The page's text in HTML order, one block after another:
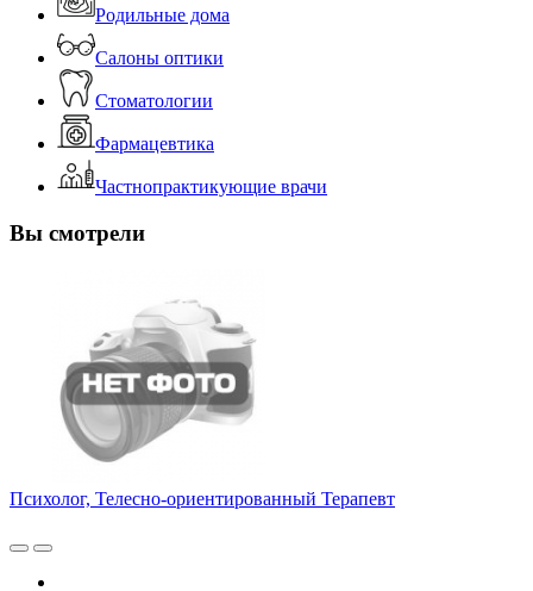
Родильные дома
Салоны оптики
Стоматологии
Фармацевтика
Частнопрактикующие врачи
Вы смотрели
Психолог, Телесно-ориентированный Терапевт